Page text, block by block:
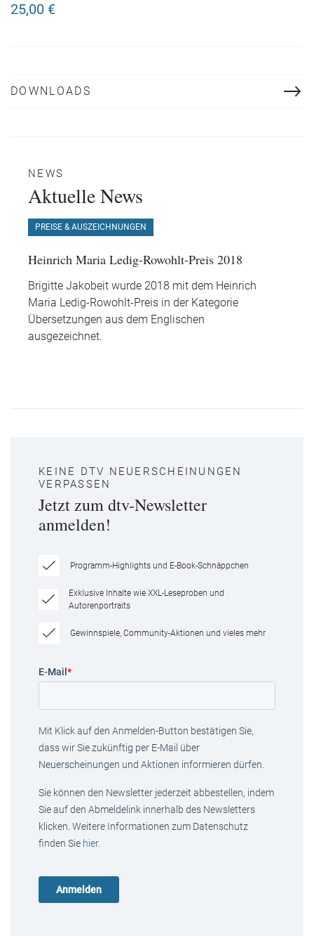
25,00 €
DOWNLOADS
NEWS
Aktuelle News
PREISE & AUSZEICHNUNGEN
Heinrich Maria Ledig-Rowohlt-Preis 2018
Brigitte Jakobeit wurde 2018 mit dem Heinrich
Maria Ledig-Rowohlt-Preis in der Kategorie
Übersetzungen aus dem Englischen
ausgezeichnet.
KEINE DTV NEUERSCHEINUNGEN
VERPASSEN
Jetzt zum dtv-Newsletter
anmelden!
Programm-Highlights und E-Book-Schnäppchen
Exklusive Inhalte wie XXL-Leseproben und
Autorenportraits
Gewinnspiele, Community-Aktionen und vieles mehr
E-Mail *
Mit Klick auf den Anmelden-Button bestätigen Sie,
dass wir Sie zukünftig per E-Mail über
Neuerscheinungen und Aktionen informieren dürfen.
Sie können den Newsletter jederzeit abbestellen, indem
Sie auf den Abmeldelink innerhalb des Newsletters
klicken. Weitere Informationen zum Datenschutz
finden Sie hier.